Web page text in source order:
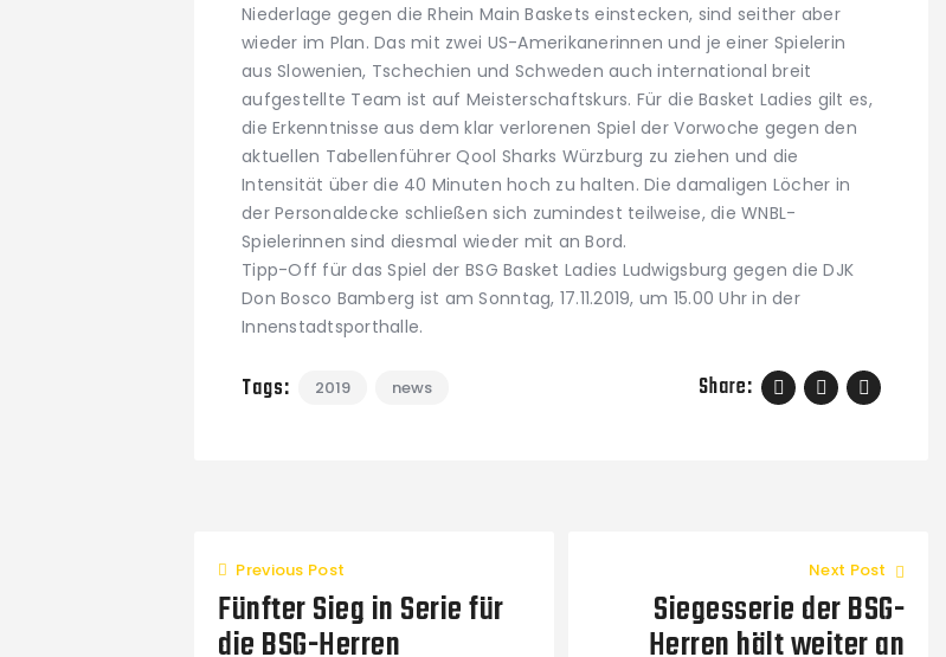
Niederlage gegen die Rhein Main Baskets einstecken, sind seither aber
wieder im Plan. Das mit zwei US-Amerikanerinnen und je einer Spielerin
aus Slowenien, Tschechien und Schweden auch international breit
aufgestellte Team ist auf Meisterschaftskurs. Für die Basket Ladies gilt es,
die Erkenntnisse aus dem klar verlorenen Spiel der Vorwoche gegen den
aktuellen Tabellenführer Qool Sharks Würzburg zu ziehen und die
Intensität über die 40 Minuten hoch zu halten. Die damaligen Löcher in
der Personaldecke schließen sich zumindest teilweise, die WNBL-
Spielerinnen sind diesmal wieder mit an Bord.
Tipp-Off für das Spiel der BSG Basket Ladies Ludwigsburg gegen die DJK
Don Bosco Bamberg ist am Sonntag, 17.11.2019, um 15.00 Uhr in der
Innenstadtsporthalle.
Tags: 2019 news Share:
Previous Post
Fünfter Sieg in Serie für
die BSG-Herren
Next Post
Siegesserie der BSG-
Herren hält weiter an